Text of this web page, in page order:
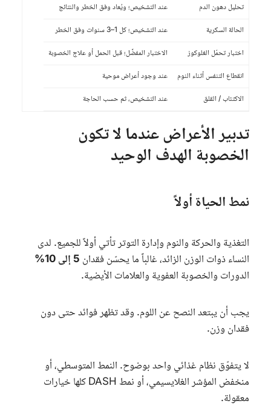
تحليل دهون الدم
عند التشخيص؛ ويُعاد وفق الخطر والنتائج
الحالة السكرية
عند التشخيص؛ كل 1–3 سنوات وفق الخطر
اختبار تحمّل الغلوكوز
الاختبار المفضَّل؛ قبل الحمل أو علاج الخصوبة
انقطاع التنفس أثناء النوم
عند وجود أعراض موحية
الاكتئاب / القلق
عند التشخيص، ثم حسب الحاجة
تدبير الأعراض عندما لا تكون
الخصوبة الهدف الوحيد
نمط الحياة أولاً
التغذية والحركة والنوم وإدارة التوتر تأتي أولاً للجميع. لدى
النساء ذوات الوزن الزائد، غالباً ما يحسّن فقدان 5 إلى 10%
الدورات والخصوبة العفوية والعلامات الأيضية.
يجب أن يبتعد النصح عن اللوم. وقد تظهر فوائد حتى دون
فقدان وزن.
لا يتفوّق نظام غذائي واحد بوضوح. النمط المتوسطي، أو
منخفض المؤشر الغلايسيمي، أو نمطDASHكلها خيارات
معقولة.